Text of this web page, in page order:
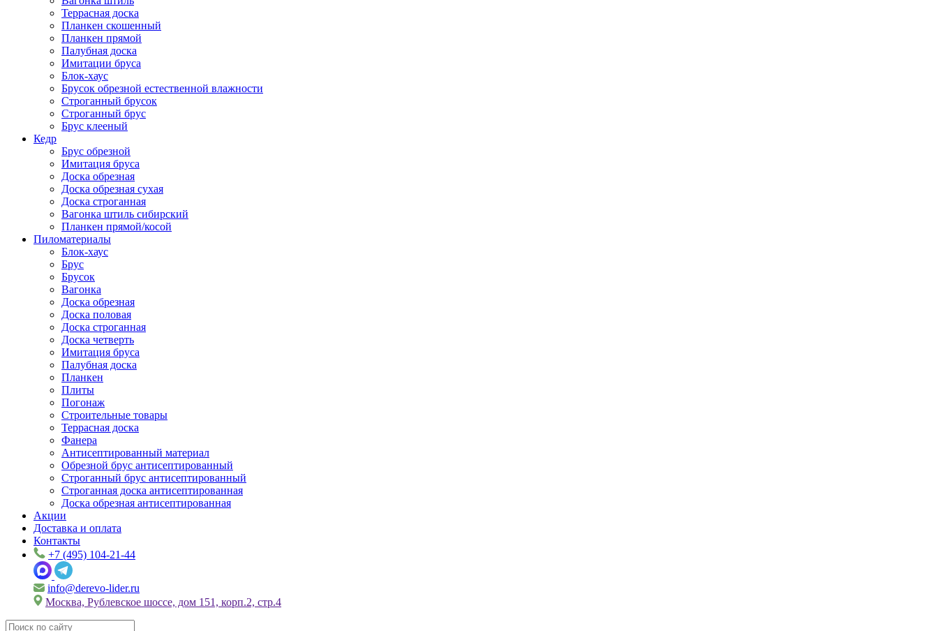
Террасная доска
Планкен скошенный
Планкен прямой
Палубная доска
Имитации бруса
Блок-хаус
Брусок обрезной естественной влажности
Строганный брусок
Строганный брус
Брус клееный
Кедр
Брус обрезной
Имитация бруса
Доска обрезная
Доска обрезная сухая
Доска строганная
Вагонка штиль сибирский
Планкен прямой/косой
Пиломатериалы
Блок-хаус
Брус
Брусок
Вагонка
Доска обрезная
Доска половая
Доска строганная
Доска четверть
Имитация бруса
Палубная доска
Планкен
Плиты
Погонаж
Строительные товары
Террасная доска
Фанера
Антисептированный материал
Обрезной брус антисептированный
Строганный брус антисептированный
Строганная доска антисептированная
Доска обрезная антисептированная
Акции
Доставка и оплата
Контакты
+7 (495) 104-21-44
info@derevo-lider.ru
Москва, Рублевское шоссе, дом 151, корп.2, стр.4